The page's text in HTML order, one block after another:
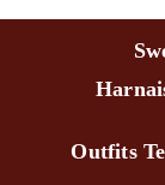
Outfits